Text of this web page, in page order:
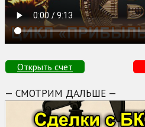
Открыть счет
— СМОТРИМ ДАЛЬШЕ —